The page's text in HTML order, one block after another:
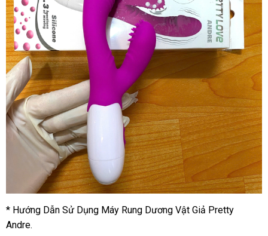
* Hướng Dẫn Sử Dụng Máy Rung Dương Vật Giả Pretty
Andre.